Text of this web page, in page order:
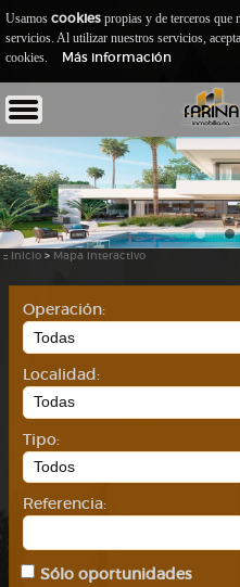
:: Inicio > Mapa interactivo
Operación:
Localidad:
Tipo:
Referencia:
Sólo oportunidades
Usamos cookies propias y de terceros que
servicios. Al utilizar nuestros servicios,
cookies.
Más información